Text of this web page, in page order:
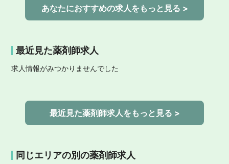
あなたにおすすめの求人をもっと見る >
最近見た薬剤師求人
求人情報がみつかりませんでした
最近見た薬剤師求人をもっと見る >
同じエリアの別の薬剤師求人